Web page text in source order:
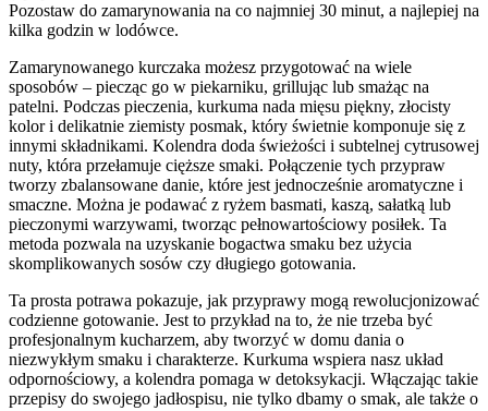
Pozostaw do zamarynowania na co najmniej 30 minut, a najlepiej na
kilka godzin w lodówce.
Zamarynowanego kurczaka możesz przygotować na wiele
sposobów – piecząc go w piekarniku, grillując lub smażąc na
patelni. Podczas pieczenia, kurkuma nada mięsu piękny, złocisty
kolor i delikatnie ziemisty posmak, który świetnie komponuje się z
innymi składnikami. Kolendra doda świeżości i subtelnej cytrusowej
nuty, która przełamuje cięższe smaki. Połączenie tych przypraw
tworzy zbalansowane danie, które jest jednocześnie aromatyczne i
smaczne. Można je podawać z ryżem basmati, kaszą, sałatką lub
pieczonymi warzywami, tworząc pełnowartościowy posiłek. Ta
metoda pozwala na uzyskanie bogactwa smaku bez użycia
skomplikowanych sosów czy długiego gotowania.
Ta prosta potrawa pokazuje, jak przyprawy mogą rewolucjonizować
codzienne gotowanie. Jest to przykład na to, że nie trzeba być
profesjonalnym kucharzem, aby tworzyć w domu dania o
niezwykłym smaku i charakterze. Kurkuma wspiera nasz układ
odpornościowy, a kolendra pomaga w detoksykacji. Włączając takie
przepisy do swojego jadłospisu, nie tylko dbamy o smak, ale także o